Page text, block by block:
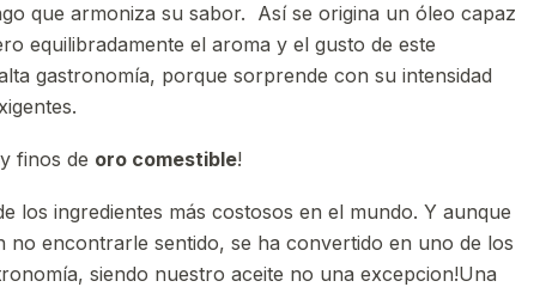
que armoniza su sabor. Así se origina un óleo capaz
equilibradamente el aroma y el gusto de este
gastronomía, porque sorprende con su intensidad
finos de oro comestible!
los ingredientes más costosos en el mundo. Y aunque
no encontrarle sentido, se ha convertido en uno de los
siendo nuestro aceite no una excepcion!Una